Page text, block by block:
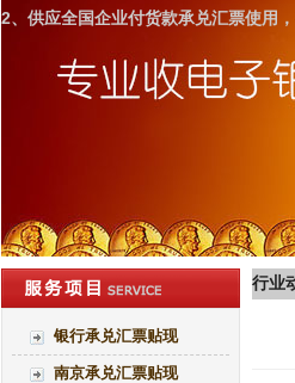
2、供应全国企业付货款承兑汇票使用，
银行承兑汇票贴现
南京承兑汇票贴现
行业